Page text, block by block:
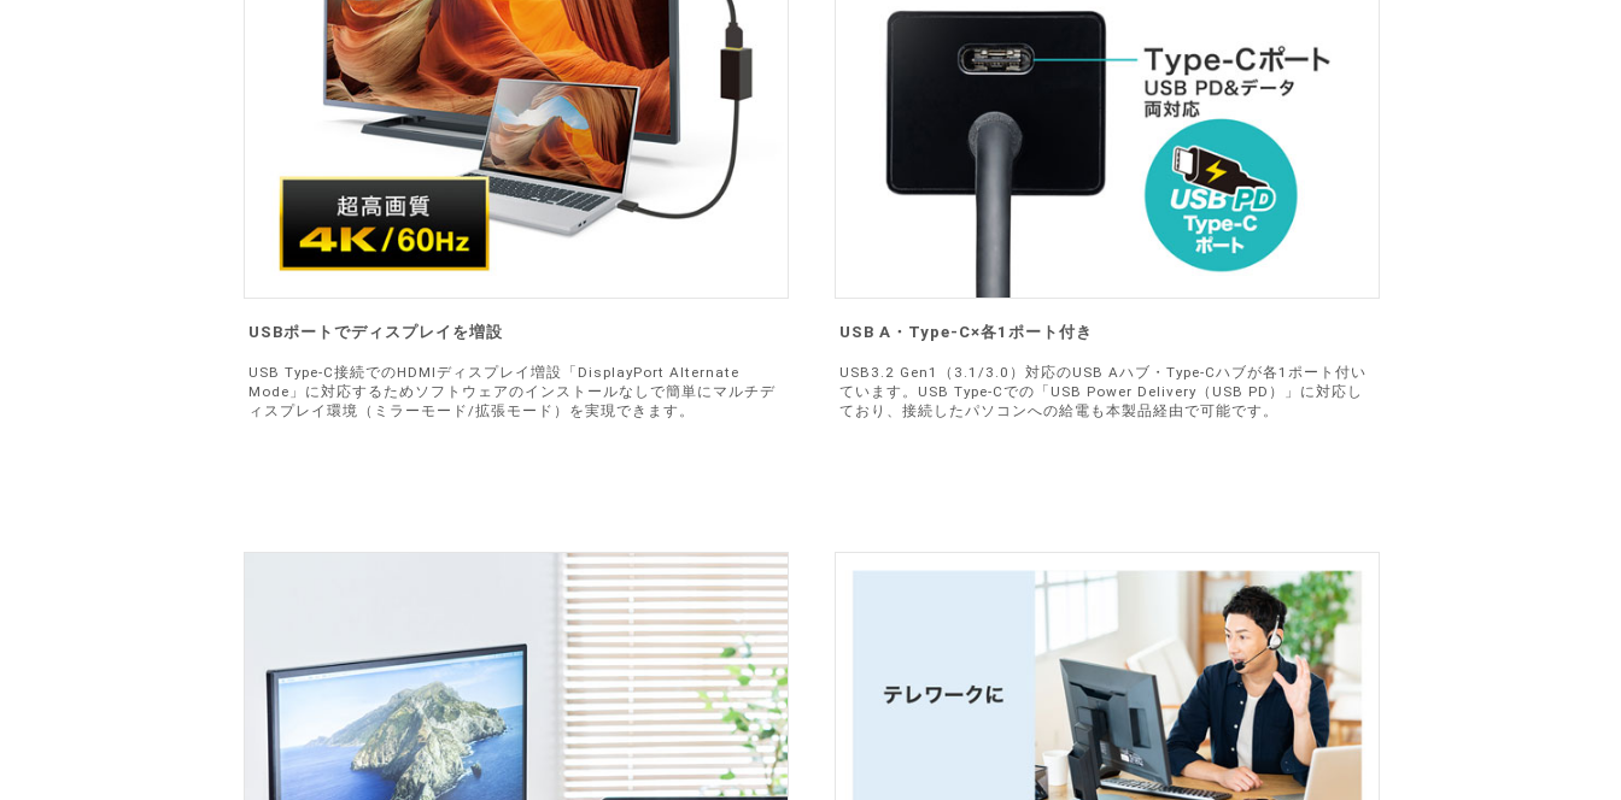
USBポートでディスプレイを増設
USB Type-C接続でのHDMIディスプレイ増設「DisplayPort Alternate
Mode」に対応するためソフトウェアのインストールなしで簡単にマルチデ
ィスプレイ環境（ミラーモード/拡張モード）を実現できます。
USB A・Type-C×各1ポート付き
USB3.2 Gen1（3.1/3.0）対応のUSB Aハブ・Type-Cハブが各1ポート付い
ています。USB Type-Cでの「USB Power Delivery（USB PD）」に対応し
ており、接続したパソコンへの給電も本製品経由で可能です。